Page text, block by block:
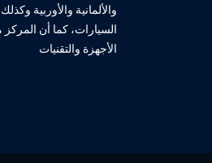
والألمانية والأوربية
السيارات، كما أن
الأجهزة والتقنيات